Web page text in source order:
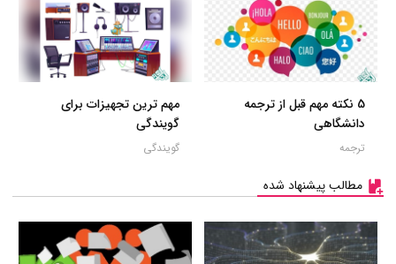
5 نکته مهم قبل از ترجمه
دانشگاهی
ترجمه
مهم ترین تجهیزات برای
گویندگی
گویندگی
مطالب پیشنهاد شده